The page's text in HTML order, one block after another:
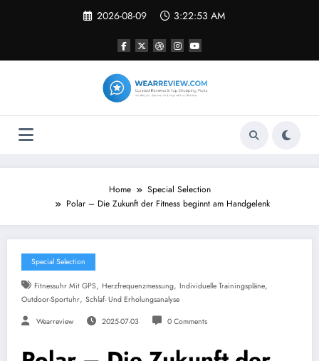
2026-08-09 3:22:54 AM
Home
Special Selection
Polar – Die Zukunft der Fitness beginnt am Handgelenk
Special Selection
Fitnessuhr Mit GPS, Herzfrequenzmessung, Individuelle Trainingspläne,
Outdoor-Sportuhr, Schlaf- Und Erholungsanalyse
Wearreview 2025-07-03 0 Comments